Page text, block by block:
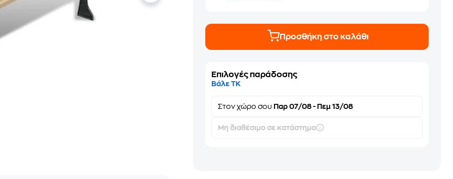
Προσθήκη στο καλάθι
Επιλογές παράδοσης
Βάλε ΤΚ
Στονχώρο σου Παρ 07/08 - Πεμ 13/08
Μη διαθέσιμο σε κατάστημα